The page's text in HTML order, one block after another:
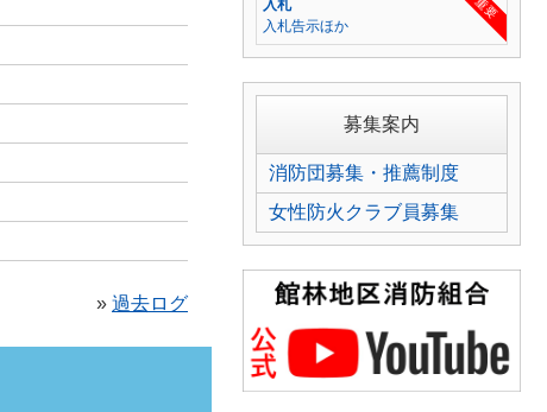
» 過去ログ
入札
入札告示ほか
重要
募集案内
消防団募集・推薦制度
女性防火クラブ員募集